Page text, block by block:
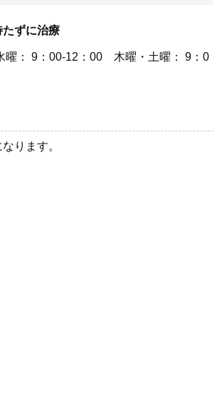
ずに治療
曜： 9：00-12：00 木曜・土曜： 9：0
ります。